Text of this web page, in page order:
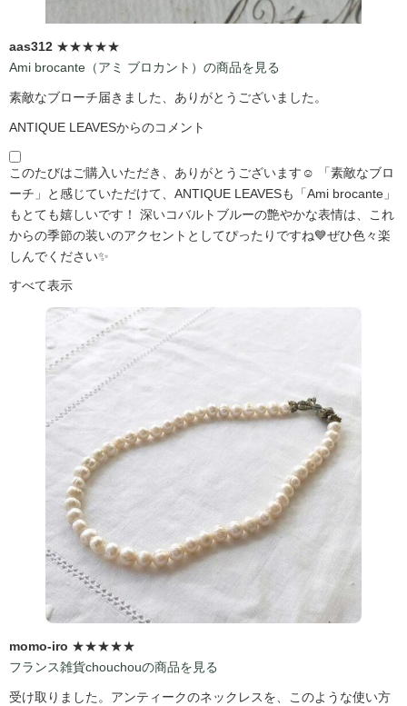
aas312 ★★★★★
Ami brocante（アミ ブロカント）の商品を見る
素敵なブローチ届きました、ありがとうございました。
ANTIQUE LEAVESからのコメント
このたびはご購入いただき、ありがとうございます☺️ 「素敵なブロ
ーチ」と感じていただけて、ANTIQUE LEAVESも「Ami brocante」
もとても嬉しいです！ 深いコバルトブルーの艶やかな表情は、これ
からの季節の装いのアクセントとしてぴったりですね💙ぜひ色々楽
しんでください✨
すべて表示
momo-iro ★★★★★
フランス雑貨chouchouの商品を見る
受け取りました。アンティークのネックレスを、このような使い方